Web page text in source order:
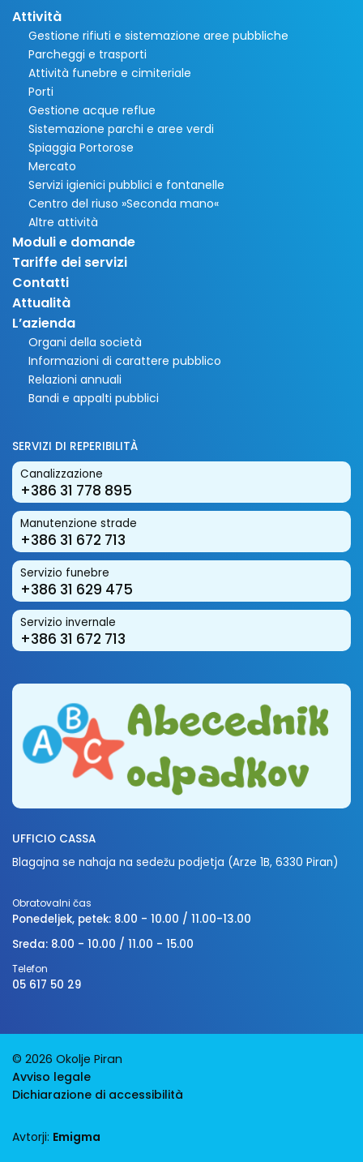
Attività
Gestione rifiuti e sistemazione aree pubbliche
Parcheggi e trasporti
Attività funebre e cimiteriale
Porti
Gestione acque reflue
Sistemazione parchi e aree verdi
Spiaggia Portorose
Mercato
Servizi igienici pubblici e fontanelle
Centro del riuso »Seconda mano«
Altre attività
Moduli e domande
Tariffe dei servizi
Contatti
Attualità
L’azienda
Organi della società
Informazioni di carattere pubblico
Relazioni annuali
Bandi e appalti pubblici
SERVIZI DI REPERIBILITÀ
Canalizzazione
+386 31 778 895
Manutenzione strade
+386 31 672 713
Servizio funebre
+386 31 629 475
Servizio invernale
+386 31 672 713
UFFICIO CASSA
Blagajna se nahaja na sedežu podjetja (Arze 1B, 6330 Piran)
Obratovalni čas
Ponedeljek, petek: 8.00 - 10.00 / 11.00-13.00
Sreda: 8.00 - 10.00 / 11.00 - 15.00
Telefon
05 617 50 29
© 2026 Okolje Piran
Avviso legale
Dichiarazione di accessibilità
Avtorji: Emigma